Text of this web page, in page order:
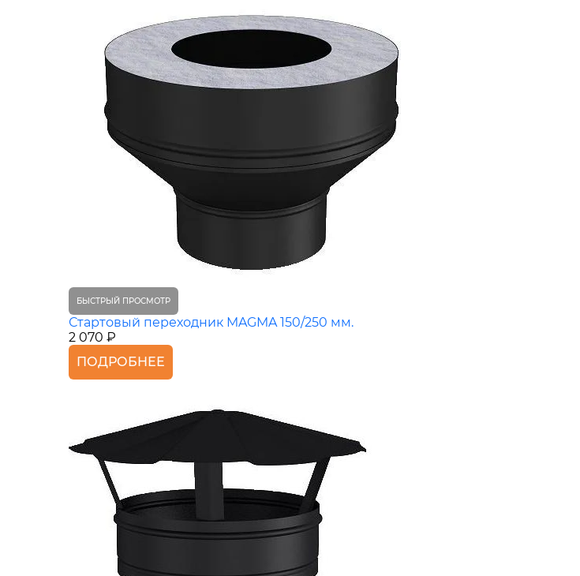
БЫСТРЫЙ ПРОСМОТР
Стартовый переходник MAGMA 150/250 мм.
2 070 ₽
ПОДРОБНЕЕ